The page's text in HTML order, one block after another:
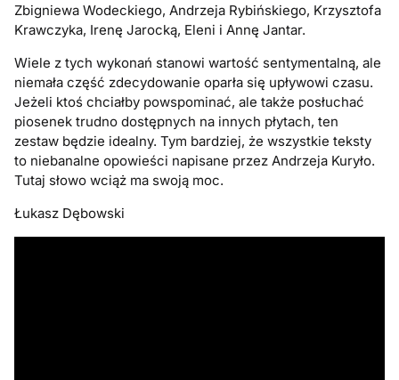
Zbigniewa Wodeckiego, Andrzeja Rybińskiego, Krzysztofa
Krawczyka, Irenę Jarocką, Eleni i Annę Jantar.
Wiele z tych wykonań stanowi wartość sentymentalną, ale
niemała część zdecydowanie oparła się upływowi czasu.
Jeżeli ktoś chciałby powspominać, ale także posłuchać
piosenek trudno dostępnych na innych płytach, ten
zestaw będzie idealny. Tym bardziej, że wszystkie teksty
to niebanalne opowieści napisane przez Andrzeja Kuryło.
Tutaj słowo wciąż ma swoją moc.
Łukasz Dębowski